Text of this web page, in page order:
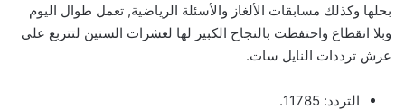
بحلها وكذلك مسابقات الألغاز والأسئلة الرياضية, تعمل طوال اليوم
وبلا انقطاع واحتفظت بالنجاح الكبير لها لعشرات السنين لتتربع على
عرش ترددات النايل سات.
التردد: 11785.